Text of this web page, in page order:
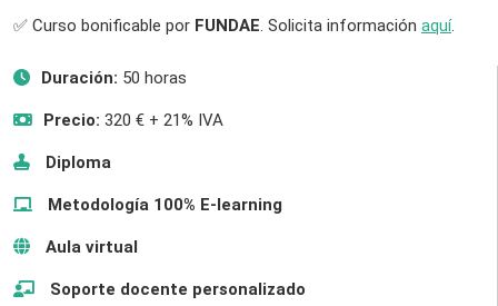
✅ Curso bonificable por FUNDAE . Solicita información aquí.
Duración: 50 horas
Precio: 320 € + 21% IVA
Diploma
Metodología 100% E-learning
Aula virtual
Soporte docente personalizado